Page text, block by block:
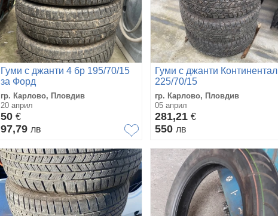
Гуми с джанти 4 бр 195/70/15
за Форд
гр. Карлово, Пловдив
20 април
50 €
97,79 лв
Гуми с джанти Континентал
225/70/15
гр. Карлово, Пловдив
05 април
281,21 €
550 лв